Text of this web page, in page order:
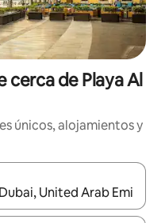
cerca de Playa Al
únicos, alojamientos y
navega con las